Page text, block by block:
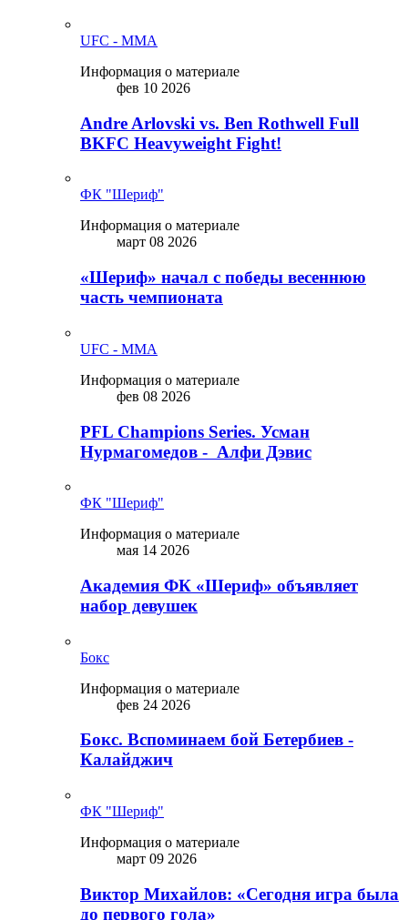
UFC - MMA
Информация о материале
фев 10 2026
Andre Arlovski vs. Ben Rothwell Full
BKFC Heavyweight Fight!
ФК "Шериф"
Информация о материале
март 08 2026
«Шериф» начал с победы весеннюю
часть чемпионата
UFC - MMA
Информация о материале
фев 08 2026
PFL Champions Series. Усман
Нурмагомедов - Алфи Дэвис
ФК "Шериф"
Информация о материале
мая 14 2026
Академия ФК «Шериф» объявляет
набор девушек
Бокс
Информация о материале
фев 24 2026
Бокс. Вспоминаем бой Бетербиев -
Калайджич
ФК "Шериф"
Информация о материале
март 09 2026
Виктор Михайлов: «Сегодня игра была
до первого гола»